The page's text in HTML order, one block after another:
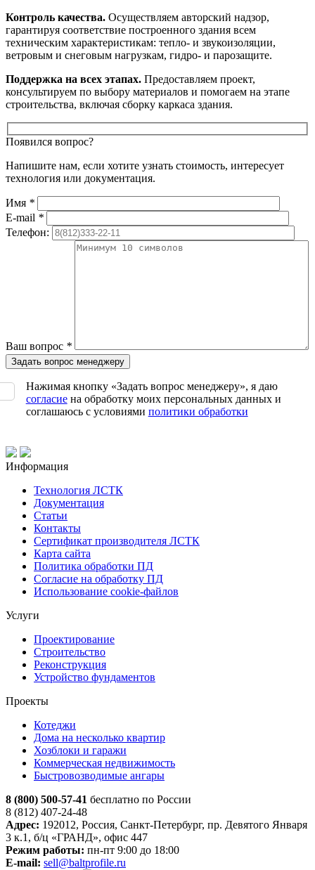
Контроль качества. Осуществляем авторский надзор,
гарантируя соответствие построенного здания всем
техническим характеристикам: тепло- и звукоизоляции,
ветровым и снеговым нагрузкам, гидро- и парозащите.
Поддержка на всех этапах. Предоставляем проект,
консультируем по выбору материалов и помогаем на этапе
строительства, включая сборку каркаса здания.
Появился вопрос?
Напишите нам, если хотите узнать стоимость, интересует
технология или документация.
Имя *
E-mail *
Телефон:
Ваш вопрос *
Нажимая кнопку «Задать вопрос менеджеру», я даю
согласиена обработку моих персональных данных и
соглашаюсь с условиями политики обработки
Информация
Технология ЛСТК
Документация
Статьи
Контакты
Сертификат производителя ЛСТК
Карта сайта
Политика обработки ПД
Согласие на обработку ПД
Использование cookie-файлов
Услуги
Проектирование
Строительство
Реконструкция
Устройство фундаментов
Проекты
Котеджи
Дома на несколько квартир
Хозблоки и гаражи
Коммерческая недвижимость
Быстровозводимые ангары
8 (800) 500-57-41 бесплатно по России
8 (812) 407-24-48
Адрес: 192012, Россия, Санкт-Петербург, пр. Девятого Января
3 к.1, б/ц «ГРАНД», офис 447
Режим работы: пн-пт 9:00 до 18:00
E-mail: sell@baltprofile.ru